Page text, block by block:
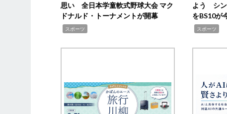
思い 全日本学童軟式野球大会 マク
ドナルド・トーナメントが開幕
スポーツ
よう シン
をBS10が
スポーツ